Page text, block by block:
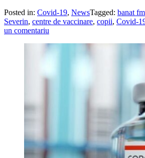
Posted in: Covid-19, NewsTagged: banat fm
Severin, centre de vaccinare, copii, Covid-
un comentariu